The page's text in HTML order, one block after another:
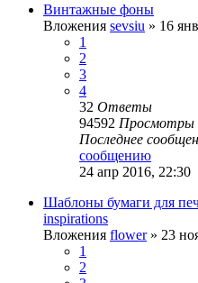
Винтажные фоны
Вложения sevsiu » 16
1
2
3
4
32 Ответы
94592 Просмотры
Последнее
сообщению
24 апр 2016, 22:30
Шаблоны бумаги для
inspirations
Вложения flower» 23
1
2